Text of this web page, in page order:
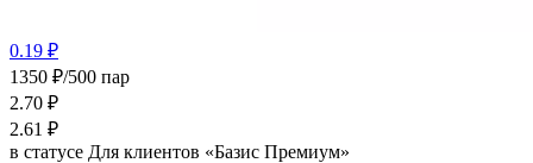
0.19 ₽
1350 ₽/500 пар
2.70 ₽
2.61 ₽
в статусе Для клиентов «Базис Премиум»